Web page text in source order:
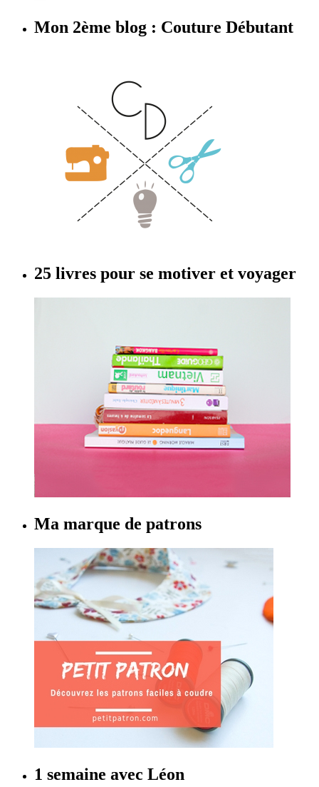
Mon 2ème blog : Couture Débutant
25 livres pour se motiver et voyager
Ma marque de patrons
1 semaine avec Léon